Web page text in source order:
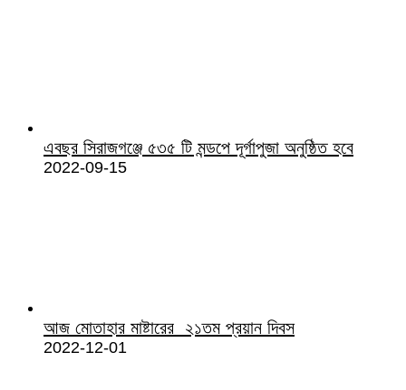
এবছর সিরাজগঞ্জে ৫৩৫ টি মন্ডপে দূর্গাপুজা অনুষ্ঠিত হবে
2022-09-15
আজ মোতাহার মাষ্টারের ২১তম প্রয়ান দিবস
2022-12-01